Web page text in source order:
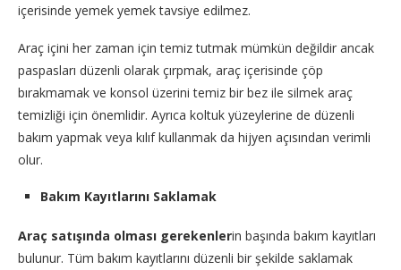
içerisinde yemek yemek tavsiye edilmez.
Araç içini her zaman için temiz tutmak mümkün değildir ancak
paspasları düzenli olarak çırpmak, araç içerisinde çöp
bırakmamak ve konsol üzerini temiz bir bez ile silmek araç
temizliği için önemlidir. Ayrıca koltuk yüzeylerine de düzenli
bakım yapmak veya kılıf kullanmak da hijyen açısından verimli
olur.
Bakım Kayıtlarını Saklamak
Araç satışında olması gerekenlerin başında bakım kayıtları
bulunur. Tüm bakım kayıtlarını düzenli bir şekilde saklamak